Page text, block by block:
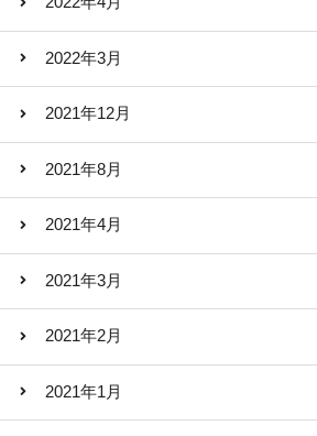
2022年3月
2021年12月
2021年8月
2021年4月
2021年3月
2021年2月
2021年1月